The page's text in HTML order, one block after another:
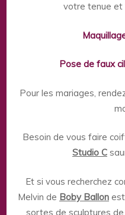
votre tenue et
Pose de faux
Pour les mariages,
Besoin de vous faire
Studio C
Et si vous recherchez
Melvin de Boby Ballon
sortes de sculptures de